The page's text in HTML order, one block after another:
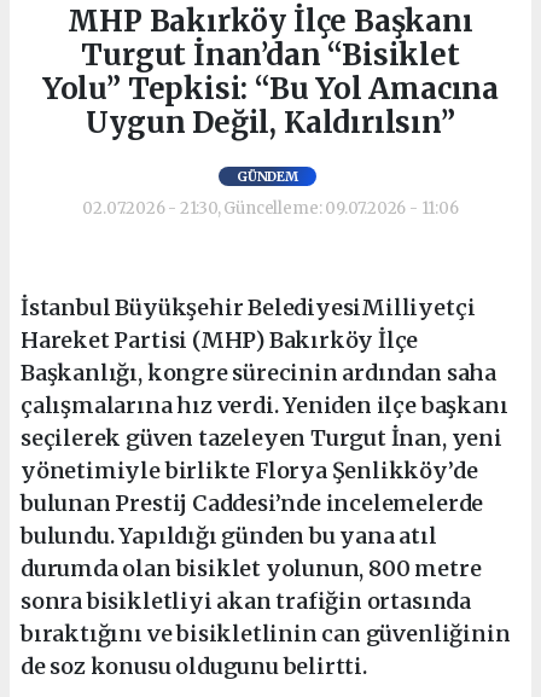
MHP Bakırköy İlçe Başkanı
Turgut İnan’dan “Bisiklet
Yolu” Tepkisi: “Bu Yol Amacına
Uygun Değil, Kaldırılsın”
GÜNDEM
02.07.2026 - 21:30, Güncelleme: 09.07.2026 - 11:06
İstanbul Büyükşehir BelediyesiMilliyetçi
Hareket Partisi (MHP) Bakırköy İlçe
Başkanlığı, kongre sürecinin ardından saha
çalışmalarına hız verdi. Yeniden ilçe başkanı
seçilerek güven tazeleyen Turgut İnan, yeni
yönetimiyle birlikte Florya Şenlikköy’de
bulunan Prestij Caddesi’nde incelemelerde
bulundu. Yapıldığı günden bu yana atıl
durumda olan bisiklet yolunun, 800 metre
sonra bisikletliyi akan trafiğin ortasında
bıraktığını ve bisikletlinin can güvenliğinin
de soz konusu oldugunu belirtti.